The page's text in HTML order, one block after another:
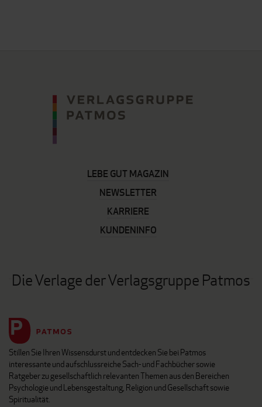
LEBE GUT MAGAZIN
NEWSLETTER
KARRIERE
KUNDENINFO
Die Verlage der Verlagsgruppe Patmos
Stillen Sie Ihren Wissensdurst und entdecken Sie bei Patmos
interessante und aufschlussreiche Sach- und Fachbücher sowie
Ratgeber zu gesellschaftlich relevanten Themen aus den Bereichen
Psychologie und Lebensgestaltung, Religion und Gesellschaft sowie
Spiritualität.